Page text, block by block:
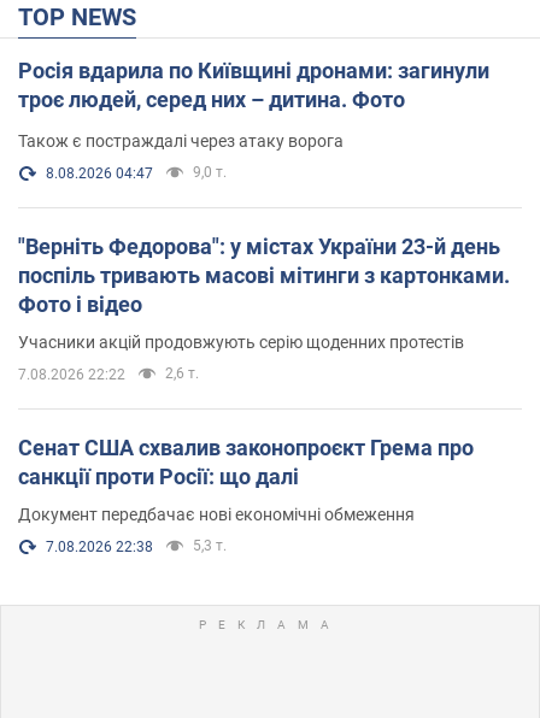
TOP NEWS
Росія вдарила по Київщині дронами: загинули
троє людей, серед них – дитина. Фото
Також є постраждалі через атаку ворога
8.08.2026 04:47 9,0 т.
"Верніть Федорова": у містах України 23-й день
поспіль тривають масові мітинги з картонками.
Фото і відео
Учасники акцій продовжують серію щоденних протестів
7.08.2026 22:22 2,6 т.
Сенат США схвалив законопроєкт Грема про
санкції проти Росії: що далі
Документ передбачає нові економічні обмеження
7.08.2026 22:38 5,3 т.